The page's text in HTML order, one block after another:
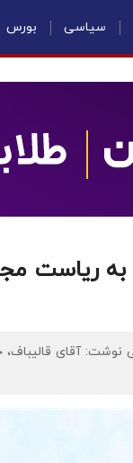
سیاسی بورس
ریاست